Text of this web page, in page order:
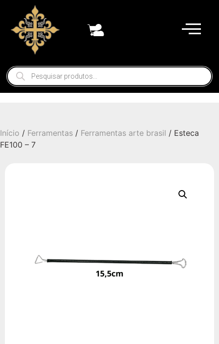
Início / Ferramentas / Ferramentas arte brasil / Esteca
FE100 – 7